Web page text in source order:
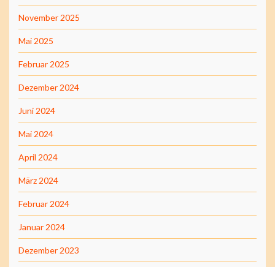
November 2025
Mai 2025
Februar 2025
Dezember 2024
Juni 2024
Mai 2024
April 2024
März 2024
Februar 2024
Januar 2024
Dezember 2023